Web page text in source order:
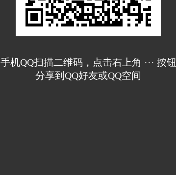
手机QQ扫描二维码，点击右上角 ··· 按钮
分享到QQ好友或QQ空间